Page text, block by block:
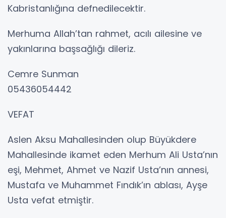
Kabristanlığına defnedilecektir.
Merhuma Allah’tan rahmet, acılı ailesine ve
yakınlarına başsağlığı dileriz.
Cemre Sunman
05436054442
VEFAT
Aslen Aksu Mahallesinden olup Büyükdere
Mahallesinde ikamet eden Merhum Ali Usta’nın
eşi, Mehmet, Ahmet ve Nazif Usta’nın annesi,
Mustafa ve Muhammet Fındık’ın ablası, Ayşe
Usta vefat etmiştir.